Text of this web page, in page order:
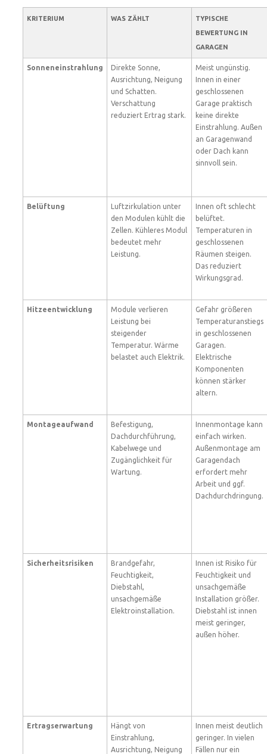
KRITERIUM WAS ZÄHLT
TYPISCHE
BEWERTUNG IN
GARAGEN
Sonneneinstrahlung
Direkte Sonne,
Ausrichtung, Neigung
und Schatten.
Verschattung
reduziert Ertrag stark.
Meist ungünstig.
Innen in einer
geschlossenen
Garage praktisch
keine direkte
Einstrahlung. Außen
an Garagenwand
oder Dach kann
sinnvoll sein.
Belüftung
Luftzirkulation unter
den Modulen kühlt die
Zellen. Kühleres Modul
bedeutet mehr
Leistung.
Innen oft schlecht
belüftet.
Temperaturen in
geschlossenen
Räumen steigen.
Das reduziert
Wirkungsgrad.
Hitzeentwicklung
Module verlieren
Leistung bei
steigender
Temperatur. Wärme
belastet auch Elektrik.
Gefahr größeren
Temperaturanstiegs
in geschlossenen
Garagen.
Elektrische
Komponenten
können stärker
altern.
Montageaufwand
Befestigung,
Dachdurchführung,
Kabelwege und
Zugänglichkeit für
Wartung.
Innenmontage kann
einfach wirken.
Außenmontage am
Garagendach
erfordert mehr
Arbeit und ggf.
Dachdurchdringung.
Sicherheitsrisiken
Brandgefahr,
Feuchtigkeit,
Diebstahl,
unsachgemäße
Elektroinstallation.
Innen ist Risiko für
Feuchtigkeit und
unsachgemäße
Installation größer.
Diebstahl ist innen
meist geringer,
außen höher.
Ertragserwartung
Hängt von
Einstrahlung,
Ausrichtung, Neigung
Innen meist deutlich
geringer. In vielen
Fällen nur ein